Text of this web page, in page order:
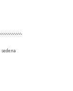
sedena